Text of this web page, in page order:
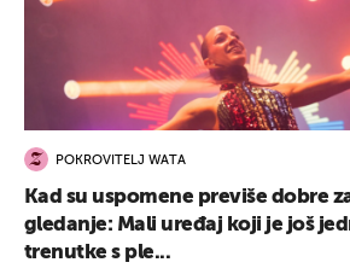
POKROVITELJ WATA
Kad su uspomene previše dobre
gledanje: Mali uređaj koji je još
trenutke s ple...